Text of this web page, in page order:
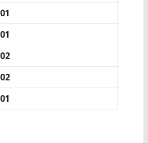
01
01
02
02
01